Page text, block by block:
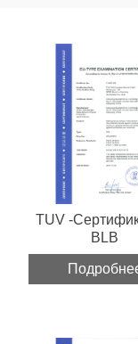
TUV -
BLB